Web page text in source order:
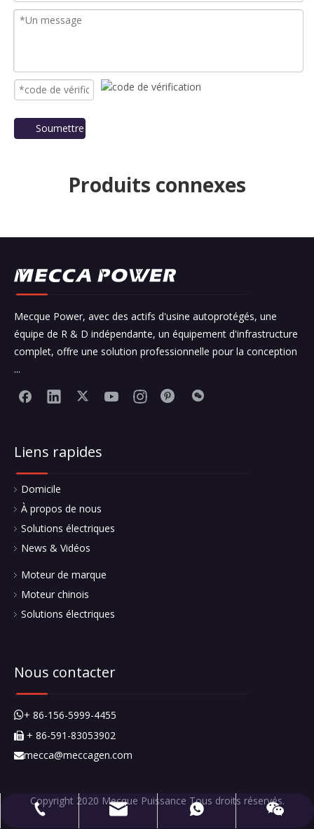
+ 86-591-83053902
mecca@meccagen.com
+ 86-15659994455